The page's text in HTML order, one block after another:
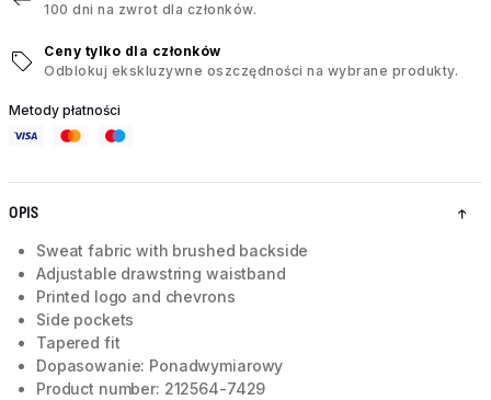
100 dni na zwrot dla członków.
Ceny tylko dla członków
Odblokuj ekskluzywne oszczędności na wybrane produkty.
Metody płatności
OPIS
Sweat fabric with brushed backside
Adjustable drawstring waistband
Printed logo and chevrons
Side pockets
Tapered fit
Dopasowanie: Ponadwymiarowy
Product number: 212564-7429